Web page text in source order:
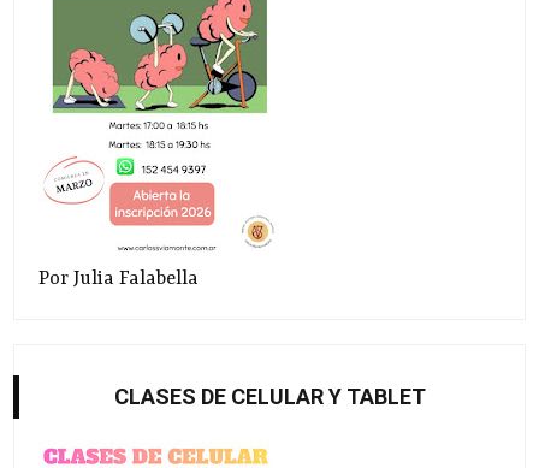
Por Julia Falabella
CLASES DE CELULAR Y TABLET